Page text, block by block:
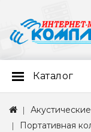
Каталог
Портативная